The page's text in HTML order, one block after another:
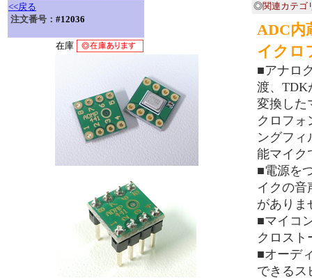
<<戻る
注文番号： #12036
在庫
◎関連カテゴ
ADC内
イクロ
■アナロ
渡、TDK
変換した
クロフォ
ングフィ
能マイク
■電源を
イクの音
がありま
■マイコ
クロスト
■オーデ
できるス